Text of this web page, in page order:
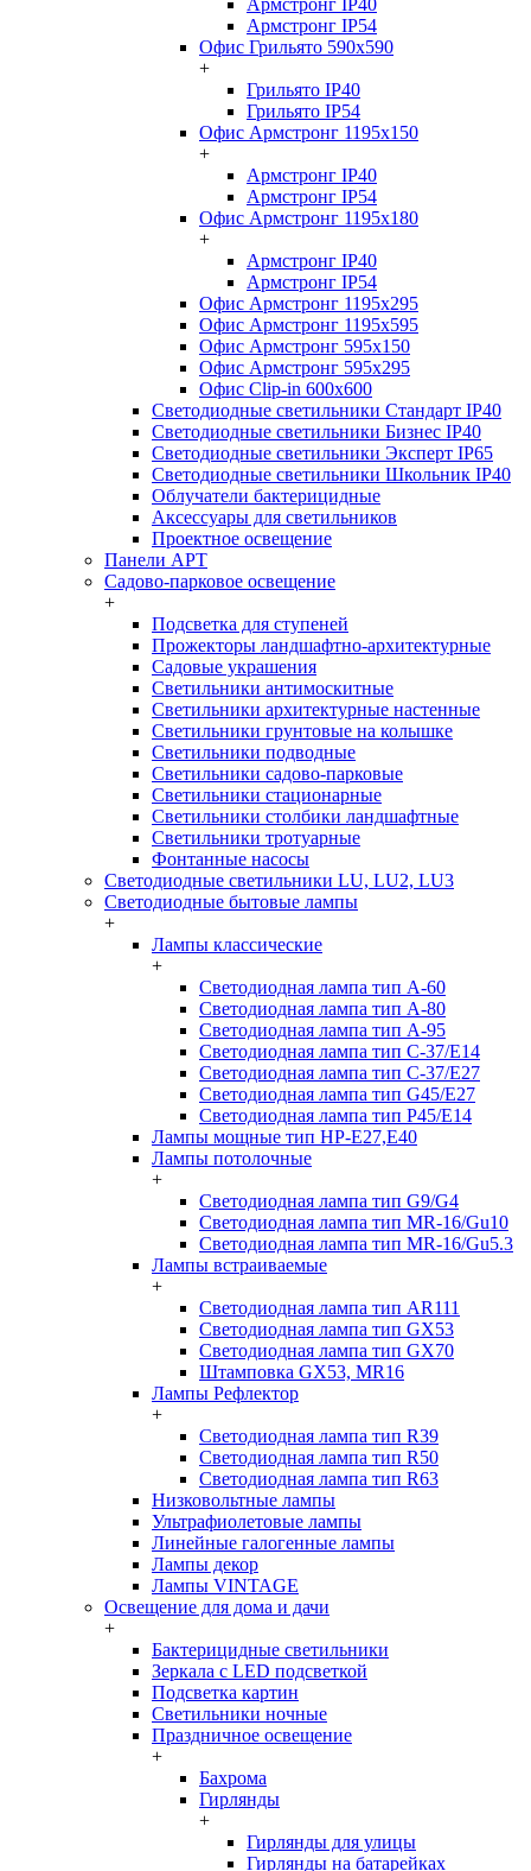
Армстронг IP40
Армстронг IP54
Офис Грильято 590x590
+
Грильято IP40
Грильято IP54
Офис Армстронг 1195x150
+
Армстронг IP40
Армстронг IP54
Офис Армстронг 1195x180
+
Армстронг IP40
Армстронг IP54
Офис Армстронг 1195x295
Офис Армстронг 1195x595
Офис Армстронг 595x150
Офис Армстронг 595x295
Офис Clip-in 600x600
Светодиодные светильники Стандарт IP40
Светодиодные светильники Бизнес IP40
Светодиодные светильники Эксперт IP65
Светодиодные светильники Школьник IP40
Облучатели бактерицидные
Аксессуары для светильников
Проектное освещение
Панели АРТ
Садово-парковое освещение
+
Подсветка для ступеней
Прожекторы ландшафтно-архитектурные
Садовые украшения
Светильники антимоскитные
Светильники архитектурные настенные
Светильники грунтовые на колышке
Светильники подводные
Светильники садово-парковые
Светильники стационарные
Светильники столбики ландшафтные
Светильники тротуарные
Фонтанные насосы
Светодиодные светильники LU, LU2, LU3
Светодиодные бытовые лампы
+
Лампы классические
+
Светодиодная лампа тип A-60
Светодиодная лампа тип A-80
Светодиодная лампа тип A-95
Светодиодная лампа тип C-37/Е14
Светодиодная лампа тип C-37/Е27
Светодиодная лампа тип G45/E27
Светодиодная лампа тип P45/E14
Лампы мощные тип HP-E27,E40
Лампы потолочные
+
Светодиодная лампа тип G9/G4
Светодиодная лампа тип MR-16/Gu10
Светодиодная лампа тип MR-16/Gu5.3
Лампы встраиваемые
+
Светодиодная лампа тип AR111
Светодиодная лампа тип GX53
Светодиодная лампа тип GX70
Штамповка GX53, MR16
Лампы Рефлектор
+
Светодиодная лампа тип R39
Светодиодная лампа тип R50
Светодиодная лампа тип R63
Низковольтные лампы
Ультрафиолетовые лампы
Линейные галогенные лампы
Лампы декор
Лампы VINTAGE
Освещение для дома и дачи
+
Бактерицидные светильники
Зеркала с LED подсветкой
Подсветка картин
Светильники ночные
Праздничное освещение
+
Бахрома
Гирлянды
+
Гирлянды для улицы
Гирлянды на батарейках